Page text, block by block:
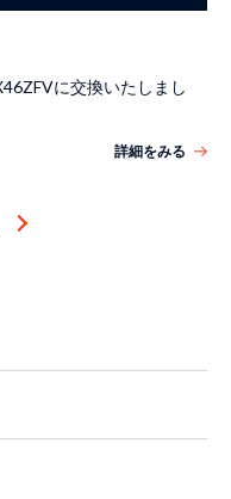
に交換いたしまし
詳細をみる